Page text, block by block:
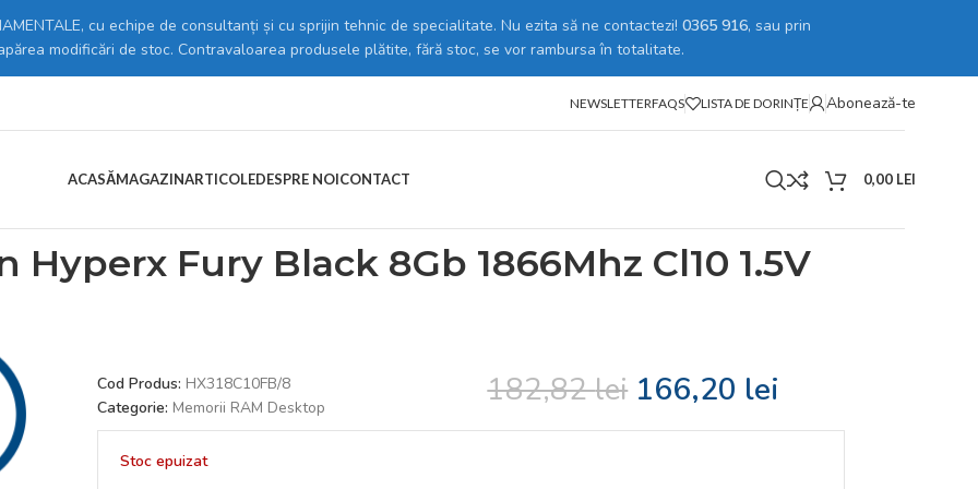
cu echipe de consultanți și cu sprijin tehnic de specialitate. Nu ezita să ne contactezi! 0365 916, sau prin
modificări de stoc. Contravaloarea produsele plătite, fără stoc, se vor rambursa în totalitate.
NEWSLETTERFAQS LISTA DE DORINȚE Abonează-te
ACASĂMAGAZINARTICOLEDESPRE NOICONTACT 0,00 LEI
Fury Black 8Gb 1866Mhz Cl10 1.5V
Cod Produs: HX318C10FB/8
Categorie: Memorii RAM Desktop 182,82lei 166,20 lei
Stoc epuizat